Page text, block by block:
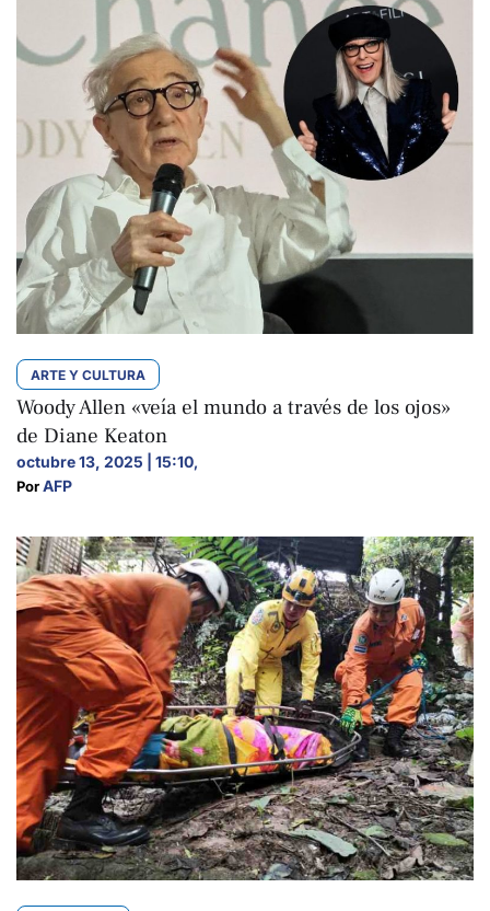
ARTE Y CULTURA
Woody Allen «veía el mundo a través de los ojos»
de Diane Keaton
octubre 13, 2025 | 15:10,
Por AFP